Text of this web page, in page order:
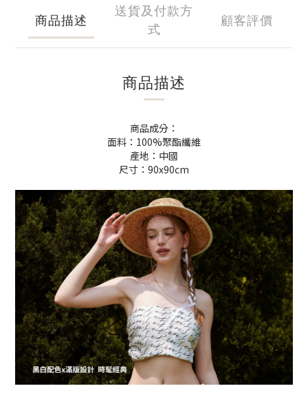
商品描述
送貨及付款方
式
顧客評價
商品描述
商品成分：
面料：100%聚酯纖維
產地：中國
尺寸：90x90cm